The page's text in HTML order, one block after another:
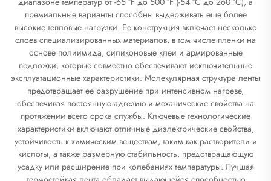
премиальные варианты способны выдерживать еще более
высокие тепловые нагрузки. Ее конструкция включает несколько
слоев специализированных материалов, в том числе пленки на
основе полиимида, силиконовые клеи и армированные
подложки, которые совместно обеспечивают исключительные
эксплуатационные характеристики. Молекулярная структура ленты
предотвращает ее разрушение при интенсивном нагреве,
обеспечивая постоянную адгезию и механические свойства на
протяжении всего срока службы. Ключевые технологические
характеристики включают отличные диэлектрические свойства,
устойчивость к химическим веществам, таким как растворители и
кислоты, а также размерную стабильность, предотвращающую
усадку или расширение при колебаниях температуры. Лучшая